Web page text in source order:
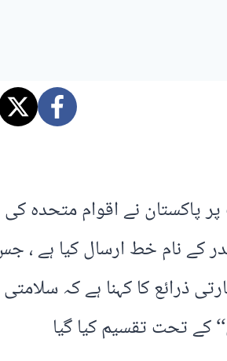
پر پاکستان نے اقوام
نام خط ارسال کیا ہے ،
ذرائع کا کہنا ہے کہ
کے تحت تقسیم کیا گیا